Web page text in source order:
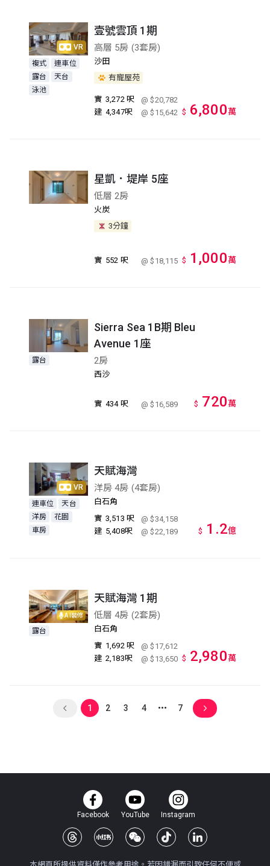
VR
複式
連車位
露台
天台
泳池
壹號雲頂 1期
高層 5房 (3套房)
沙田
有寵屋苑
實 3,272 呎
@ $20,782
建 4,347呎 @ $15,642 $ 6,800萬
星凱．堤岸 5座
低層 2房
火炭
3分鐘
實 552 呎 @ $18,115 $ 1,000萬
露台
Sierra Sea 1B期 Bleu
Avenue 1座
2房
西沙
實 434 呎 @ $16,589 $ 720萬
VR
連車位
天台
洋房
花園
車房
天賦海灣
洋房 4房 (4套房)
白石角
實 3,513 呎
@ $34,158
建 5,408呎 @ $22,189 $ 1.2億
AI裝修
露台
天賦海灣 1期
低層 4房 (2套房)
白石角
實 1,692 呎
@ $17,612
建 2,183呎 @ $13,650 $ 2,980萬
1 2 3 4 7
Facebook YouTube Instagram